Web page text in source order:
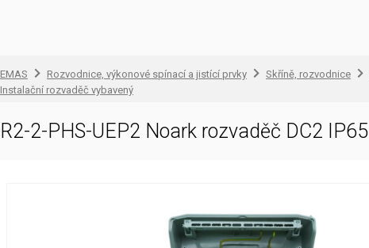
EMAS Rozvodnice, výkonové spínací a jistící prvky Skříně, rozvodnice
Instalační rozvaděč vybavený
R2-2-PHS-UEP2 Noark rozvaděč DC2 IP65